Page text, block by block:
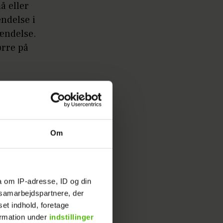
Om
om IP-adresse, ID og din
der
indhold, foretage
under indstillinger
eller
i
på
lyst til
på
i at